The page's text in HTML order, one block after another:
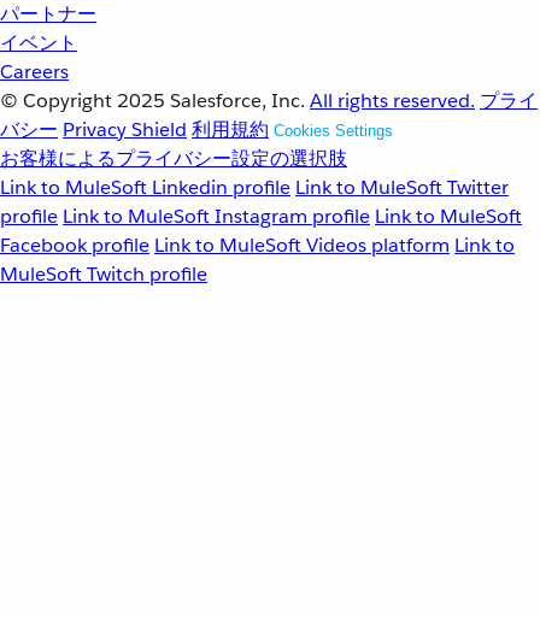
パートナー
イベント
Careers
© Copyright 2025 Salesforce, Inc. All rights reserved. プライ
バシー Privacy Shield 利用規約 Cookies Settings
お客様によるプライバシー設定の選択肢
Link to MuleSoft Linkedin profile Link to MuleSoft Twitter
profile Link to MuleSoft Instagram profile Link to MuleSoft
Facebook profile Link to MuleSoft Videos platform Link to
MuleSoft Twitch profile